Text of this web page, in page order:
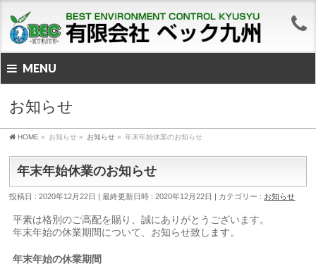
MENU
お知らせ
HOME » お知らせ » お知らせ » 年末年始休業のお知らせ
年末年始休業のお知らせ
投稿日 : 2020年12月22日 最終更新日時 : 2020年12月22日 カテゴリー : お知らせ
平素は格別のご高配を賜り、誠にありがとうございます。
年末年始の休業期間について、お知らせ致します。
年末年始の休業期間